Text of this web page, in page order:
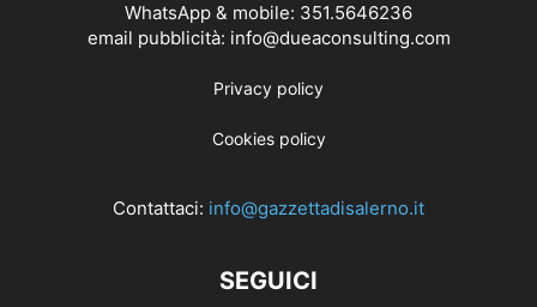
WhatsApp & mobile: 351.5646236
email pubblicità: info@dueaconsulting.com
Privacy policy
Cookies policy
Contattaci: info@gazzettadisalerno.it
SEGUICI